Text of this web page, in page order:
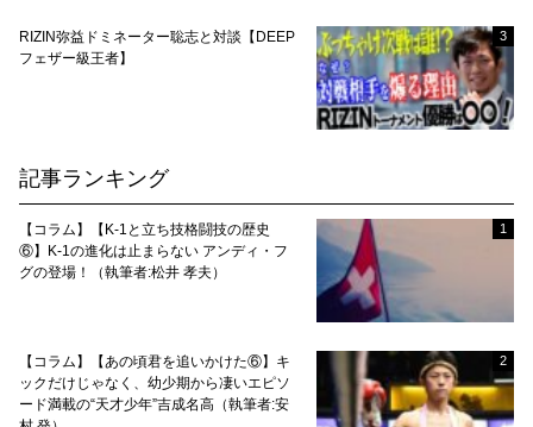
RIZIN弥益ドミネーター聡志と対談【DEEP
フェザー級王者】
3
記事ランキング
【コラム】【K-1と立ち技格闘技の歴史
⑥】K-1の進化は止まらない アンディ・フ
グの登場！（執筆者:松井 孝夫）
1
【コラム】【あの頃君を追いかけた⑥】キ
ックだけじゃなく、幼少期から凄いエピソ
ード満載の“天才少年”吉成名高（執筆者:安
2